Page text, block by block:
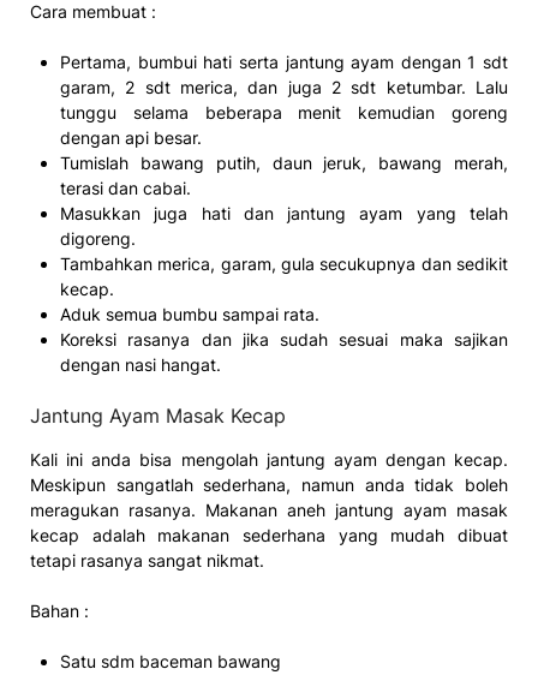
Cara membuat :
Pertama, bumbui hati serta jantung ayam dengan 1 sdt
garam, 2 sdt merica, dan juga 2 sdt ketumbar. Lalu
tunggu selama beberapa menit kemudian goreng
dengan api besar.
Tumislah bawang putih, daun jeruk, bawang merah,
terasi dan cabai.
Masukkan juga hati dan jantung ayam yang telah
digoreng.
Tambahkan merica, garam, gula secukupnya dan sedikit
kecap.
Aduk semua bumbu sampai rata.
Koreksi rasanya dan jika sudah sesuai maka sajikan
dengan nasi hangat.
Jantung Ayam Masak Kecap
Kali ini anda bisa mengolah jantung ayam dengan kecap.
Meskipun sangatlah sederhana, namun anda tidak boleh
meragukan rasanya. Makanan aneh jantung ayam masak
kecap adalah makanan sederhana yang mudah dibuat
tetapi rasanya sangat nikmat.
Bahan :
Satu sdm baceman bawang